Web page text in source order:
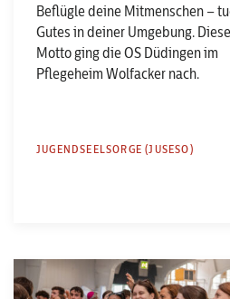
Beflügle deine Mitmenschen –
Gutes in deiner Umgebung.
Motto ging die OS Düdingen im
Pflegeheim Wolfacker nach.
JUGENDSEELSORGE (JUSESO)